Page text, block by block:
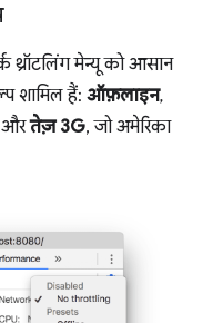
थ्रॉटलिंग मेन्यू को आसान
शामिल हैं: ऑफ़लाइन,
औरतेज़ 3G, जो अमेरिका